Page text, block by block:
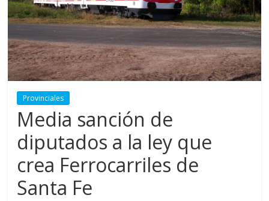
Provinciales
Media sanción de
diputados a la ley que
crea Ferrocarriles de
Santa Fe